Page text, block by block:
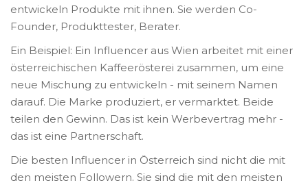
entwickeln Produkte mit ihnen. Sie werden Co-
Founder, Produkttester, Berater.
Ein Beispiel: Ein Influencer aus Wien arbeitet mit einer
österreichischen Kaffeerösterei zusammen, um eine
neue Mischung zu entwickeln - mit seinem Namen
darauf. Die Marke produziert, er vermarktet. Beide
teilen den Gewinn. Das ist kein Werbevertrag mehr -
das ist eine Partnerschaft.
Die besten Influencer in Österreich sind nicht die mit
den meisten Followern. Sie sind die mit den meisten